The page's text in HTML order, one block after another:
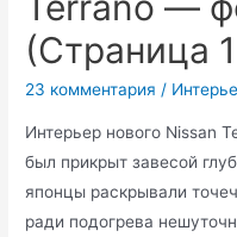
(Страница
23 комментария /
Интерьер нового Nissan
был прикрыт завесой
японцы раскрывали
ради подогрева